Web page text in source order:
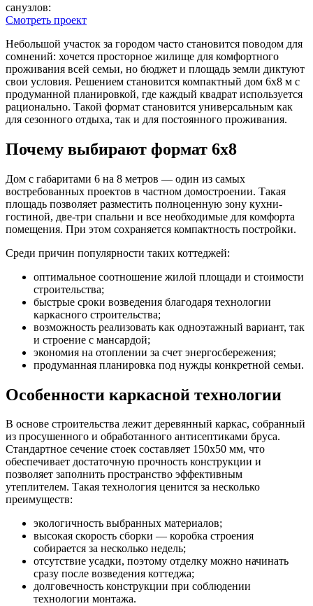
санузлов:
Смотреть проект
Небольшой участок за городом часто становится поводом для
сомнений: хочется просторное жилище для комфортного
проживания всей семьи, но бюджет и площадь земли диктуют
свои условия. Решением становится компактный дом 6х8 м с
продуманной планировкой, где каждый квадрат используется
рационально. Такой формат становится универсальным как
для сезонного отдыха, так и для постоянного проживания.
Почему выбирают формат 6х8
Дом с габаритами 6 на 8 метров — один из самых
востребованных проектов в частном домостроении. Такая
площадь позволяет разместить полноценную зону кухни-
гостиной, две-три спальни и все необходимые для комфорта
помещения. При этом сохраняется компактность постройки.
Среди причин популярности таких коттеджей:
оптимальное соотношение жилой площади и стоимости
строительства;
быстрые сроки возведения благодаря технологии
каркасного строительства;
возможность реализовать как одноэтажный вариант, так
и строение с мансардой;
экономия на отоплении за счет энергосбережения;
продуманная планировка под нужды конкретной семьи.
Особенности каркасной технологии
В основе строительства лежит деревянный каркас, собранный
из просушенного и обработанного антисептиками бруса.
Стандартное сечение стоек составляет 150х50 мм, что
обеспечивает достаточную прочность конструкции и
позволяет заполнить пространство эффективным
утеплителем. Такая технология ценится за несколько
преимуществ:
экологичность выбранных материалов;
высокая скорость сборки — коробка строения
собирается за несколько недель;
отсутствие усадки, поэтому отделку можно начинать
сразу после возведения коттеджа;
долговечность конструкции при соблюдении
технологии монтажа.